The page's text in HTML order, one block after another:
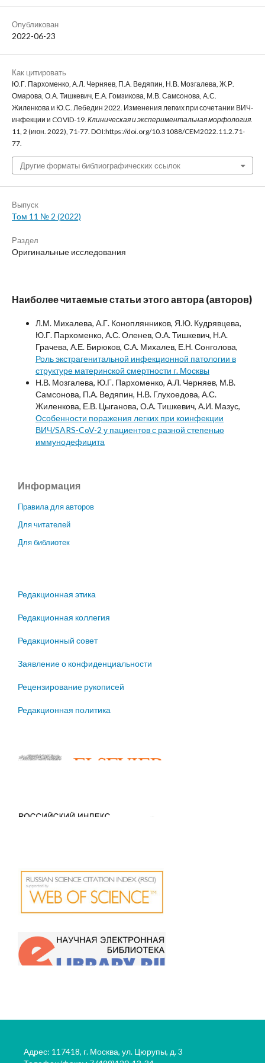
Опубликован
2022-06-23
Как цитировать
Ю.Г. Пархоменко, А.Л. Черняев, П.А. Ведяпин, Н.В. Мозгалева, Ж.Р.
Омарова, О.А. Тишкевич, Е.А. Гомзикова, М.В. Самсонова, А.С.
Жиленкова и Ю.С. Лебедин 2022. Изменения легких при сочетании ВИЧ-
инфекции и COVID-19. Клиническая и экспериментальная морфология
11, 2 (июн. 2022), 71-77. DOI:https://doi.org/10.31088/CEM2022.11.2.71-
77.
Другие форматы библиографических ссылок
Выпуск
Том 11 № 2 (2022)
Раздел
Оригинальные исследования
Наиболее читаемые статьи этого автора (авторов)
Л.М. Михалева, А.Г. Коноплянников, Я.Ю. Кудрявцева,
Ю.Г. Пархоменко, А.С. Оленев, О.А. Тишкевич, Н.А.
Грачева, А.Е. Бирюков, С.А. Михалев, Е.Н. Сонголова,
Роль экстрагенитальной инфекционной патологии в
структуре материнской смертности г. Москвы
Н.В. Мозгалева, Ю.Г. Пархоменко, А.Л. Черняев, М.В.
Самсонова, П.А. Ведяпин, Н.В. Глухоедова, А.С.
Жиленкова, Е.В. Цыганова, О.А. Тишкевич, А.И. Мазус,
Особенности поражения легких при коинфекции
ВИЧ/SARS-CoV-2 у пациентов с разной степенью
иммунодефицита
Информация
Правила для авторов
Для читателей
Для библиотек
Редакционная этика
Редакционная коллегия
Редакционный совет
Заявление о конфиденциальности
Рецензирование рукописей
Редакционная политика
Адрес: 117418, г. Москва, ул. Цюрупы, д. 3